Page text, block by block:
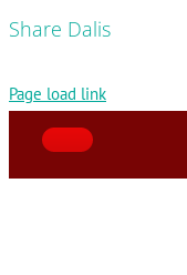
Share Dalis
Page load link